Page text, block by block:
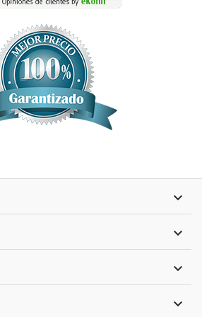



